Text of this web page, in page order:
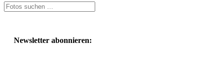
Newsletter abonnieren: